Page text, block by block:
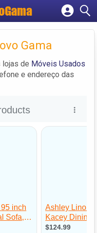
empresa
Gama
lojas de Móveis Usados
e endereço das